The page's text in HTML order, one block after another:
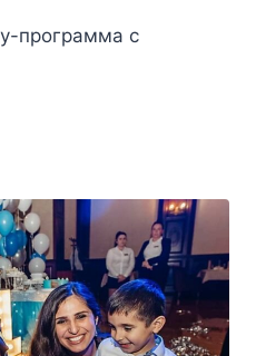
программа с